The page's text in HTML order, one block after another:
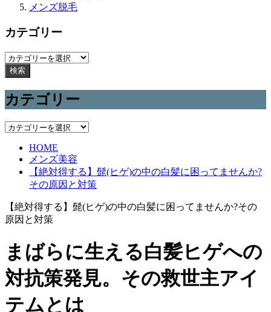
メンズ脱毛
カテゴリー
検索
カテゴリー
カ
HOME
メンズ美容
【絶対得する】髭(ヒゲ)の中の白髪に困ってませんか?
その原因と対策
【絶対得する】髭(ヒゲ)の中の白髪に困ってませんか?その
原因と対策
まばらに生える白髪ヒゲへの
対抗策発見。その救世主アイ
テムとは